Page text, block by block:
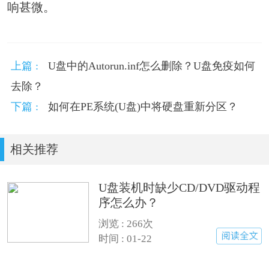
响甚微。
上篇 :
U盘中的Autorun.inf怎么删除？U盘免疫如何
去除？
下篇 :
如何在PE系统(U盘)中将硬盘重新分区？
相关推荐
U盘装机时缺少CD/DVD驱动程
序怎么办？
浏览 : 266次
时间 : 01-22